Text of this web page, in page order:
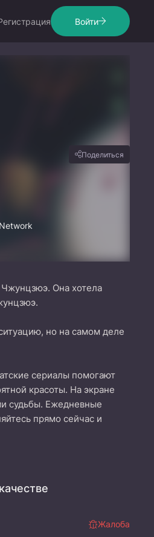
Войти
Поделиться
Чжунцзюэ. Она хотела
но на самом деле
сериалы помогают
красоты. На экране
судьбы. Ежедневные
прямо сейчас и
Жалоба